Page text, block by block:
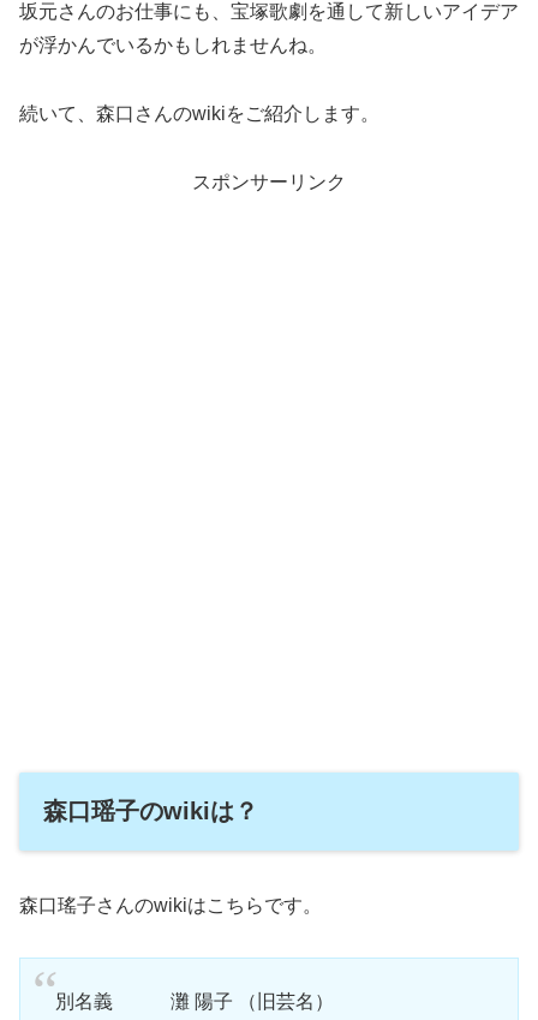
坂元さんのお仕事にも、宝塚歌劇を通して新しいアイデア
が浮かんでいるかもしれませんね。
続いて、森口さんのwikiをご紹介します。
スポンサーリンク
森口瑶子のwikiは？
森口瑤子さんのwikiはこちらです。
別名義 灘 陽子 （旧芸名）